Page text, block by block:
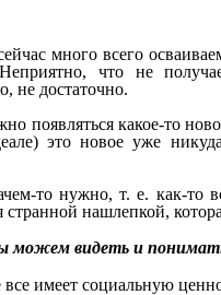
много всего
что не
не достаточно.
появляться какое-то
это новое уже
то нужно, т. е. как-то
нашлепкой,
можем видеть и
имеет социальную